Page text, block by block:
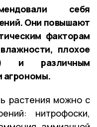
себя
Они повышают
факторам
плохое
и различным
агрономы.
растения можно с
нитрофоски,